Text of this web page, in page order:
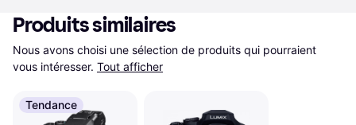
Produits similaires
Nous avons choisi une sélection de produits qui pourraient
vous intéresser. Tout afficher
Tendance